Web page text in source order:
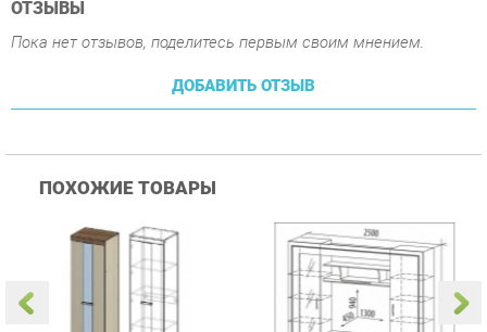
ПОХОЖИЕ ТОВАРЫ
Купить
Атлантида-2 Венге-дуб
Купить
Гостиная Витра
Симфония 7.10
58 490 ₽
info@kitchen-ekb.ru +7 (950) 194-11-04